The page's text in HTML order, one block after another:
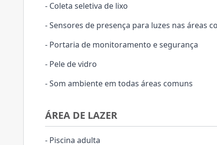
- Coleta seletiva de lixo
- Sensores de presença para luzes nas áreas
- Portaria de monitoramento e segurança
- Pele de vidro
- Som ambiente em todas áreas comuns
ÁREA DE LAZER
- Piscina adulta